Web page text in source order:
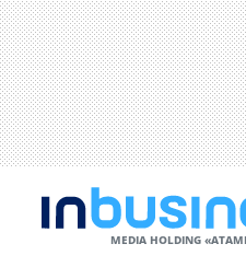
MEDIA HOLDING